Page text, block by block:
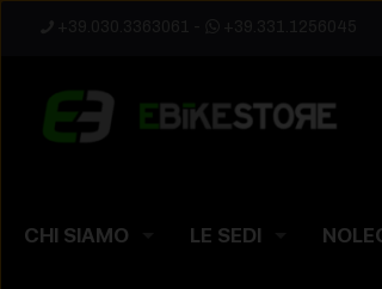
CHI SIAMO LE SEDI